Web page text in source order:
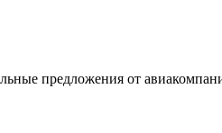
предложения от